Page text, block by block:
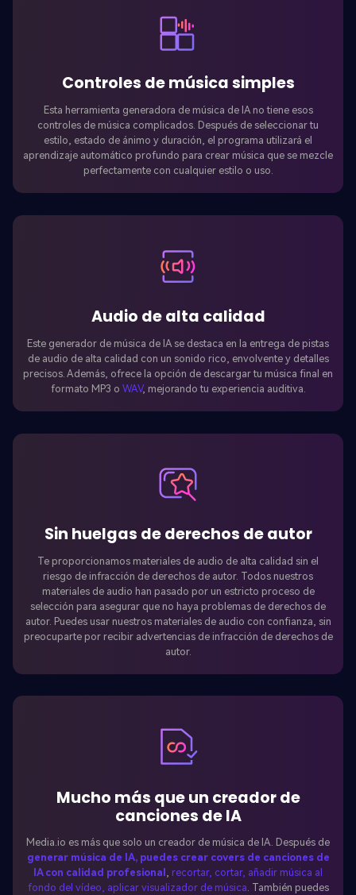
Controles de música simples
Esta herramienta generadora de música de IA no tiene esos
controles de música complicados. Después de seleccionar tu
estilo, estado de ánimo y duración, el programa utilizará el
aprendizaje automático profundo para crear música que se mezcle
perfectamente con cualquier estilo o uso.
Audio de alta calidad
Este generador de música de IA se destaca en la entrega de pistas
de audio de alta calidad con un sonido rico, envolvente y detalles
precisos. Además, ofrece la opción de descargar tu música final en
formato MP3 o WAV, mejorando tu experiencia auditiva.
Sin huelgas de derechos de autor
Te proporcionamos materiales de audio de alta calidad sin el
riesgo de infracción de derechos de autor. Todos nuestros
materiales de audio han pasado por un estricto proceso de
selección para asegurar que no haya problemas de derechos de
autor. Puedes usar nuestros materiales de audio con confianza, sin
preocuparte por recibir advertencias de infracción de derechos de
autor.
Mucho más que un creador de
canciones de IA
Media.io es más que solo un creador de música de IA. Después de
generar música de IA, puedes crear covers de canciones de
IA con calidad profesional , recortar, cortar, añadir música al
fondo del vídeo, aplicar visualizador de música. También puedes